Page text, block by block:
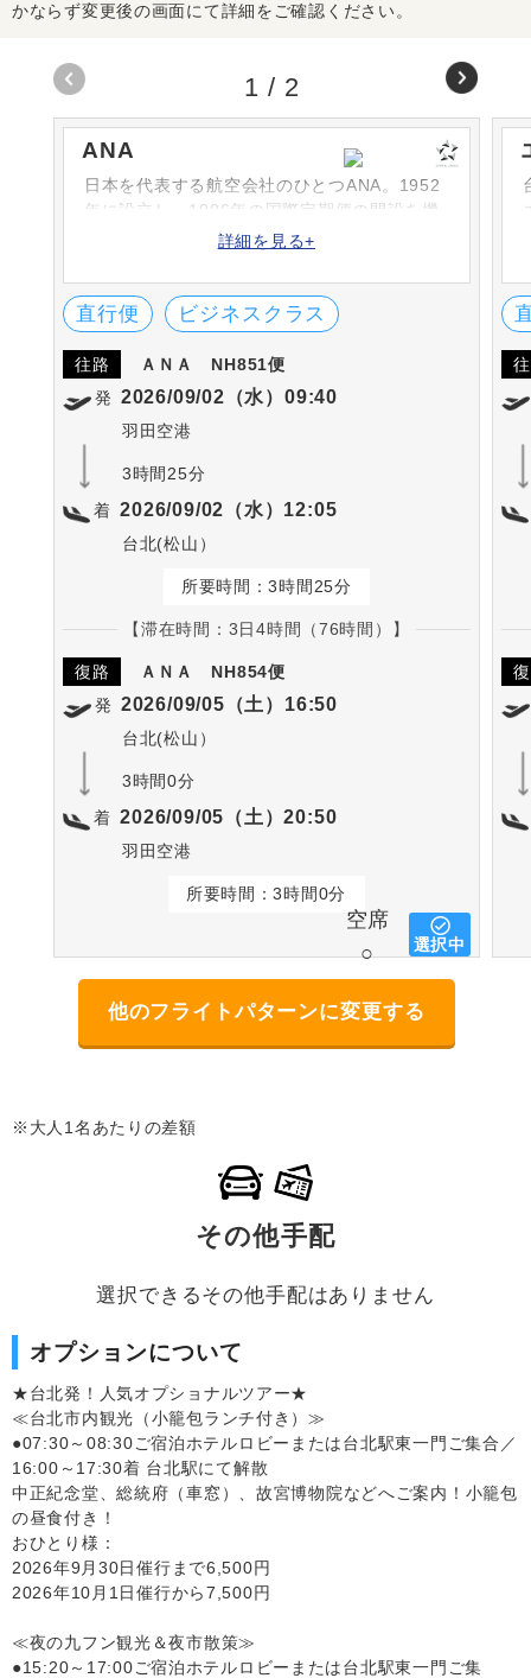
かならず変更後の画面にて詳細をご確認ください。
ANA
日本を代表する航空会社のひとつANA。1952
年に設立し、1986年の国際定期便の開設を機
に次々と路線を増やしています。シートや機
SKYTRAX社における「ワールド・エアライ
ン・スター・レーディング」の5-STARに何度
も選出されています。
詳細を見る+
直行便 ビジネスクラス
往路 ＡＮＡ
NH851便
発 2026/09/02（水）09:40
羽田空港
3時間25分
着 2026/09/02（水）12:05
台北(松山）
所要時間：3時間25分
【滞在時間：3日4時間（76時間）】
復路 ＡＮＡ
NH854便
発 2026/09/05（土）16:50
台北(松山）
3時間0分
着 2026/09/05（土）20:50
羽田空港
所要時間：3時間0分
空席
○
選択中
他のフライトパターンに変更する
1 / 2
※大人1名あたりの差額
その他手配
選択できるその他手配はありません
オプションについて
★台北発！人気オプショナルツアー★
≪台北市内観光（小籠包ランチ付き）≫
●07:30～08:30ご宿泊ホテルロビーまたは台北駅東一門ご集合／
16:00～17:30着 台北駅にて解散
中正紀念堂、総統府（車窓）、故宮博物院などへご案内！小籠包
の昼食付き！
おひとり様：
2026年9月30日催行まで6,500円
2026年10月1日催行から7,500円
≪夜の九フン観光＆夜市散策≫
●15:20～17:00ご宿泊ホテルロビーまたは台北駅東一門ご集